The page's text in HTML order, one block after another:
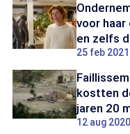
voor haar
en zelfs
25 feb 2021
kostten
jaren 20
12 aug 2020